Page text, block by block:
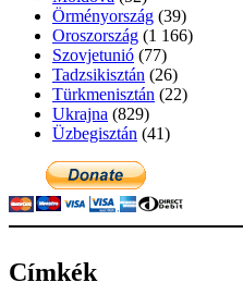
Örményország (39)
Oroszország (1 166)
Szovjetunió (77)
Tadzsikisztán (26)
Türkmenisztán (22)
Ukrajna (829)
Üzbegisztán (41)
Címkék